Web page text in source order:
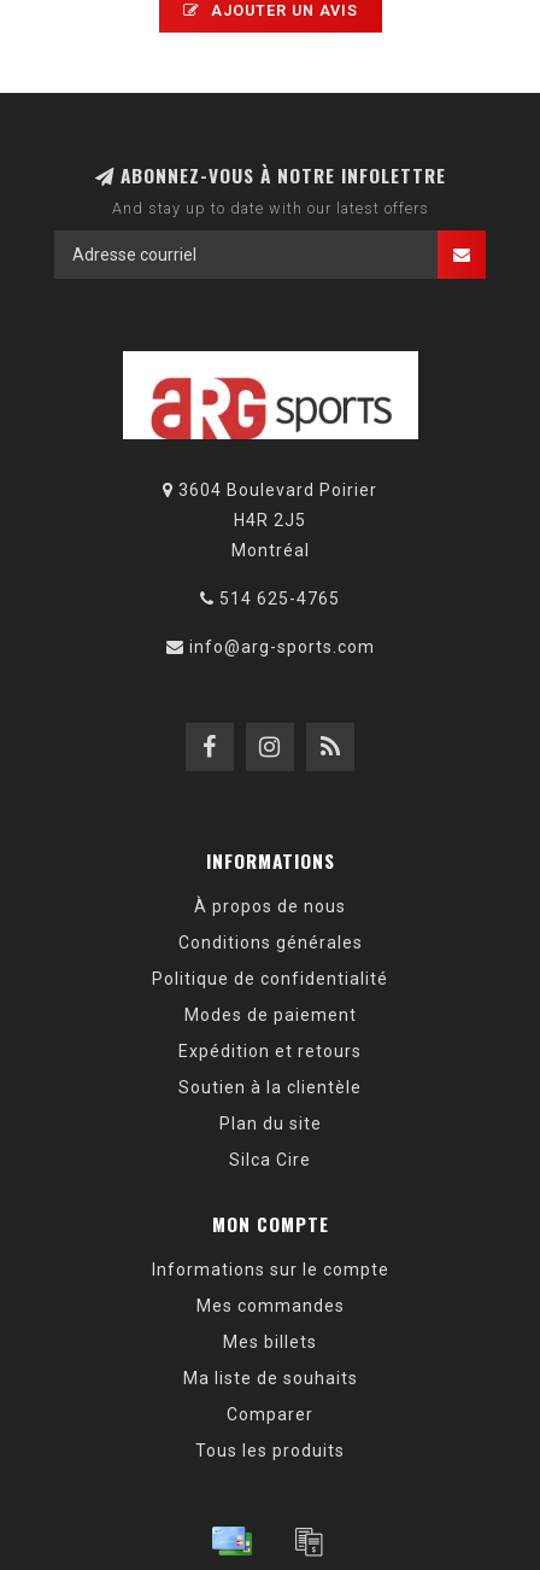
AJOUTER UN AVIS
ABONNEZ-VOUS À NOTRE INFOLETTRE
And stay up to date with our latest offers
3604 Boulevard Poirier
H4R 2J5
Montréal
514 625-4765
info@arg-sports.com
INFORMATIONS
À propos de nous
Conditions générales
Politique de confidentialité
Modes de paiement
Expédition et retours
Soutien à la clientèle
Plan du site
Silca Cire
MON COMPTE
Informations sur le compte
Mes commandes
Mes billets
Ma liste de souhaits
Comparer
Tous les produits